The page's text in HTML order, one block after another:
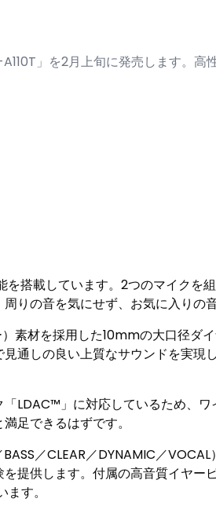
」を2月上旬に発売します。高
を搭載しています。2つのマイクを
りの音を気にせず、お気に入りの
素材を採用した10mmの大口径ダ
通しの良い上質なサウンドを実現
LDAC™」に対応しているため、
足できるはずです。
／CLEAR／DYNAMIC／
提供します。付属の高音質イヤー
す。